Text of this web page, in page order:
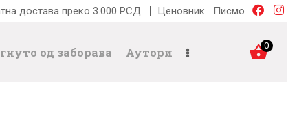
достава преко 3.000 РСД Ценовник Писмо
од заборава Аутори 0